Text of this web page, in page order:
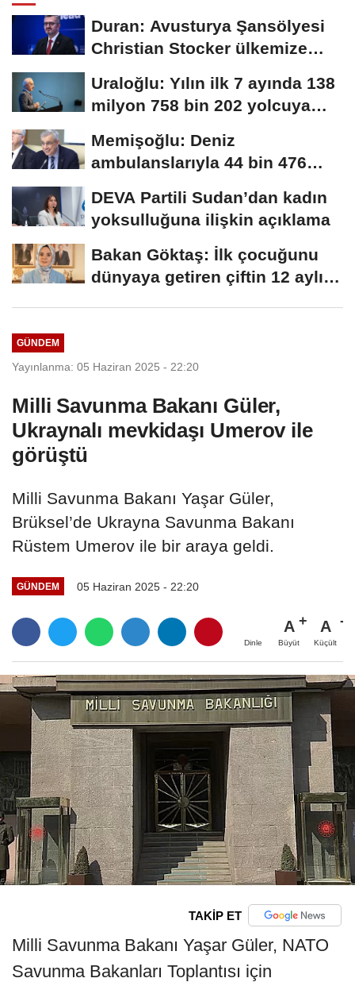
Duran: Avusturya Şansölyesi
Christian Stocker ülkemize
Uraloğlu: Yılın ilk 7 ayında 138
milyon 758 bin 202 yolcuya
Memişoğlu: Deniz
ambulanslarıyla 44 bin 476
DEVA Partili Sudan’dan kadın
yoksulluğuna ilişkin açıklama
Bakan Göktaş: İlk çocuğunu
dünyaya getiren çiftin 12 aylık
GÜNDEM
Yayınlanma: 05 Haziran 2025 - 22:20
Milli Savunma Bakanı Güler,
Ukraynalı mevkidaşı Umerov ile
görüştü
Milli Savunma Bakanı Yaşar Güler,
Brüksel’de Ukrayna Savunma Bakanı
Rüstem Umerov ile bir araya geldi.
GÜNDEM 05 Haziran 2025 - 22:20
Dinle
A
Büyüt
A
Küçült
TAKİP ET
Milli Savunma Bakanı Yaşar Güler, NATO
Savunma Bakanları Toplantısı için